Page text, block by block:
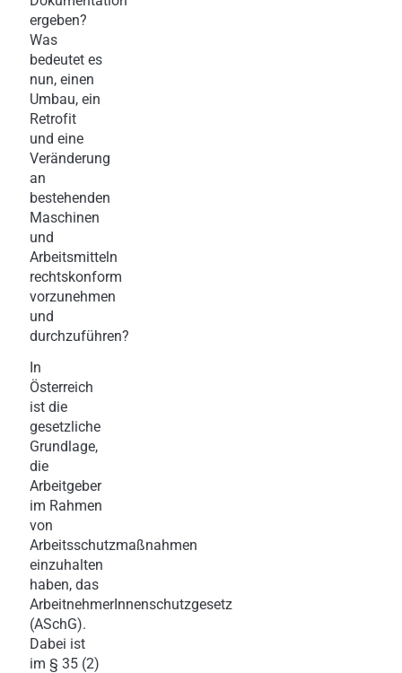
ergeben?
Was
bedeutet es
nun, einen
Umbau, ein
Retrofit
und eine
Veränderung
an
bestehenden
Maschinen
und
Arbeitsmitteln
rechtskonform
vorzunehmen
und
durchzuführen?
In
Österreich
ist die
gesetzliche
Grundlage,
die
Arbeitgeber
im Rahmen
von
Arbeitsschutzmaßnahmen
einzuhalten
haben, das
ArbeitnehmerInnenschutzgesetz
(ASchG).
Dabei ist
im § 35 (2)